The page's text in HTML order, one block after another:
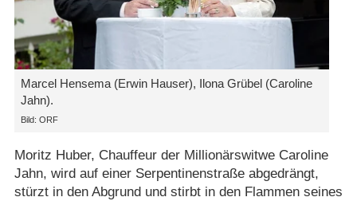
Marcel Hensema (Erwin Hauser), Ilona Grübel (Caroline
Jahn).
Bild: ORF
Moritz Huber, Chauffeur der Millionärswitwe Caroline
Jahn, wird auf einer Serpentinenstraße abgedrängt,
stürzt in den Abgrund und stirbt in den Flammen seines